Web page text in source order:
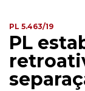
PL 5.463/19
PL